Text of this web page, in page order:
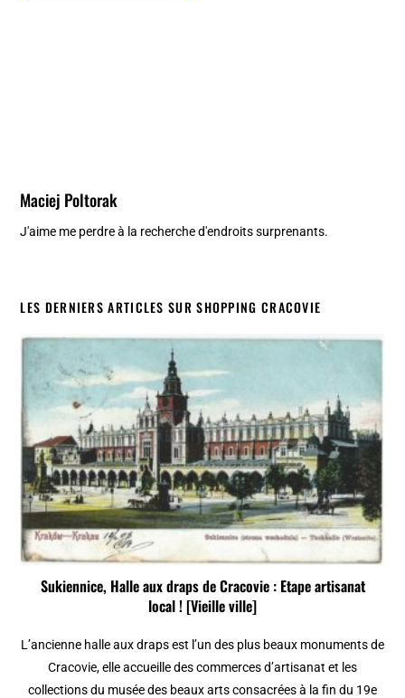
Maciej Poltorak
J'aime me perdre à la recherche d'endroits surprenants.
LES DERNIERS ARTICLES SUR SHOPPING CRACOVIE
Sukiennice, Halle aux draps de Cracovie : Etape artisanat
local ! [Vieille ville]
L’ancienne halle aux draps est l’un des plus beaux monuments de
Cracovie, elle accueille des commerces d’artisanat et les
collections du musée des beaux arts consacrées à la fin du 19e